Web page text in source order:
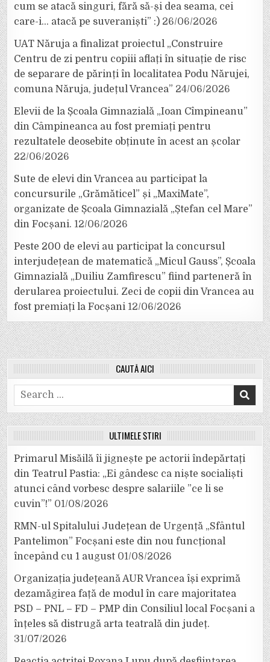
cum se atacă singuri, fără să-și dea seama, cei
care-i… atacă pe suveraniști” :) 26/06/2026
UAT Năruja a finalizat proiectul „Construire
Centru de zi pentru copiii aflați în situație de risc
de separare de părinți în localitatea Podu Nărujei,
comuna Năruja, județul Vrancea” 24/06/2026
Elevii de la Școala Gimnazială „Ioan Cîmpineanu”
din Câmpineanca au fost premiați pentru
rezultatele deosebite obținute în acest an școlar
22/06/2026
Sute de elevi din Vrancea au participat la
concursurile „Grămăticel” și „MaxiMate”,
organizate de Școala Gimnazială „Ștefan cel Mare”
din Focșani. 12/06/2026
Peste 200 de elevi au participat la concursul
interjudețean de matematică „Micul Gauss”, Școala
Gimnazială „Duiliu Zamfirescu” fiind parteneră în
derularea proiectului. Zeci de copii din Vrancea au
fost premiați la Focșani 12/06/2026
CAUTĂ AICI
Search
for:
ULTIMELE ȘTIRI
Primarul Misăilă îi jignește pe actorii îndepărtați
din Teatrul Pastia: „Ei gândesc ca niște socialiști
atunci când vorbesc despre salariile ”ce li se
cuvin”!” 01/08/2026
RMN-ul Spitalului Județean de Urgență „Sfântul
Pantelimon” Focșani este din nou funcțional
începând cu 1 august 01/08/2026
Organizația județeană AUR Vrancea își exprimă
dezamăgirea față de modul în care majoritatea
PSD – PNL – FD – PMP din Consiliul local Focșani a
înțeles să distrugă arta teatrală din județ.
31/07/2026